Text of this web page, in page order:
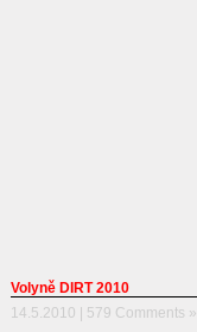
Volyně DIRT 2010
14.5.2010 | 579 Comments »